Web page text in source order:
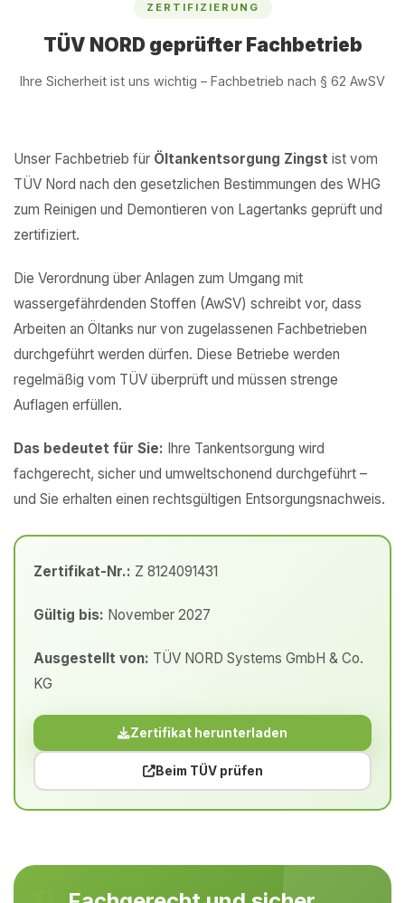
ZERTIFIZIERUNG
TÜV NORD geprüfter Fachbetrieb
Ihre Sicherheit ist uns wichtig – Fachbetrieb nach § 62 AwSV
Unser Fachbetrieb für Öltankentsorgung Zingst ist vom
TÜV Nord nach den gesetzlichen Bestimmungen des WHG
zum Reinigen und Demontieren von Lagertanks geprüft und
zertifiziert.
Die Verordnung über Anlagen zum Umgang mit
wassergefährdenden Stoffen (AwSV) schreibt vor, dass
Arbeiten an Öltanks nur von zugelassenen Fachbetrieben
durchgeführt werden dürfen. Diese Betriebe werden
regelmäßig vom TÜV überprüft und müssen strenge
Auflagen erfüllen.
Das bedeutet für Sie: Ihre Tankentsorgung wird
fachgerecht, sicher und umweltschonend durchgeführt –
und Sie erhalten einen rechtsgültigen Entsorgungsnachweis.
Zertifikat-Nr.: Z 8124091431
Gültig bis: November 2027
Ausgestellt von: TÜV NORD Systems GmbH & Co.
KG
Zertifikat herunterladen
Beim TÜV prüfen